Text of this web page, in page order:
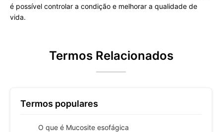
é possível controlar a condição e melhorar a qualidade de
vida.
Termos Relacionados
Termos populares
O que é Mucosite esofágica